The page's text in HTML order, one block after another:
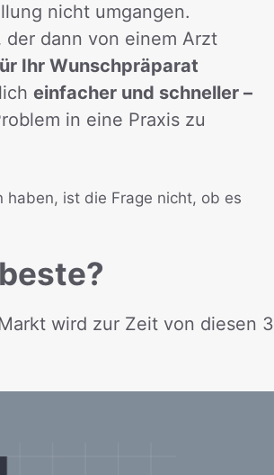
nicht umgangen.
der dann von einem Arzt
Ihr Wunschpräparat
einfacher und schneller –
in eine Praxis zu
haben, ist die Frage nicht, ob es
wird zur Zeit von diesen 3